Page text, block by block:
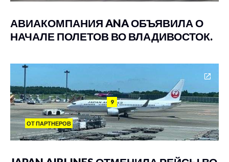
АВИАКОМПАНИЯ ANA ОБЪЯВИЛА О
НАЧАЛЕ ПОЛЕТОВ ВО ВЛАДИВОСТОК.
9
ОТ ПАРТНЕРОВ